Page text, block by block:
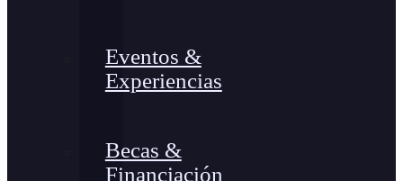
Eventos &
Experiencias
Becas &
Financiación